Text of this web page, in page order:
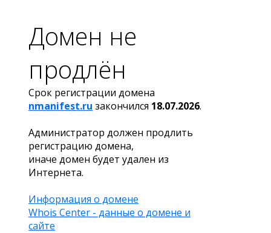
Домен не
продлён
Срок регистрации домена
nmanifest.ru закончился 18.07.2026.
Администратор должен продлить
регистрацию домена,
иначе домен будет удален из
Интернета.
Информация о домене
Whois Center - данные о домене и
сайте